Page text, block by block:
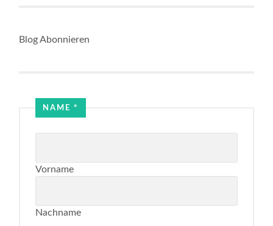
Blog Abonnieren
Name
Email
NAME*
Vorname
Nachname